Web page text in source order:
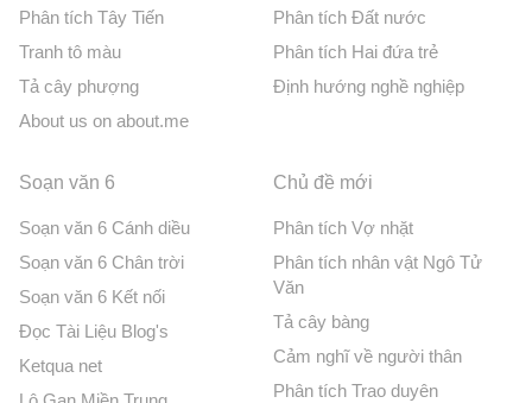
Phân tích Tây Tiến
Tranh tô màu
Tả cây phượng
About us on about.me
Phân tích Đất nước
Phân tích Hai đứa trẻ
Định hướng nghề nghiệp
Soạn văn 6
Soạn văn 6 Cánh diều
Soạn văn 6 Chân trời
Soạn văn 6 Kết nối
Đọc Tài Liệu Blog's
Ketqua net
Chủ đề mới
Phân tích Vợ nhặt
Phân tích nhân vật Ngô Tử
Văn
Tả cây bàng
Cảm nghĩ về người thân
Phân tích Trao duyên